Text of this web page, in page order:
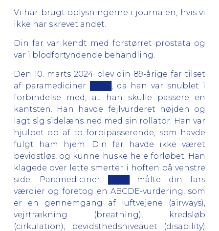
Vi har brugt oplysningerne i journalen, hvis vi
ikke har skrevet andet.
Din far var kendt med forstørret prostata og
var i blodfortyndende behandling.
Den 10. marts 2024 blev din 89-årige far tilset
af paramediciner ████, da han var snublet i
forbindelse med, at han skulle passere en
kantsten. Han havde fejlvurderet højden og
lagt sig sidelæns ned med sin rollator. Han var
hjulpet op af to forbipasserende, som havde
fulgt ham hjem. Din far havde ikke været
bevidstløs, og kunne huske hele forløbet. Han
klagede over lette smerter i hoften på venstre
side. Paramediciner ████ målte din fars
værdier og foretog en ABCDE-vurdering, som
er en gennemgang af luftvejene (airways),
vejrtrækning (breathing), kredsløb
(cirkulation), bevidsthedsniveauet (disability)